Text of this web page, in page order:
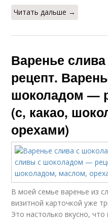
Читать дальше →
Варенье
рецепт.
шоколадом —
(с, какао,
орехами)
В моей семье варенье из
визитной карточкой уже
Это настолько вкусно,